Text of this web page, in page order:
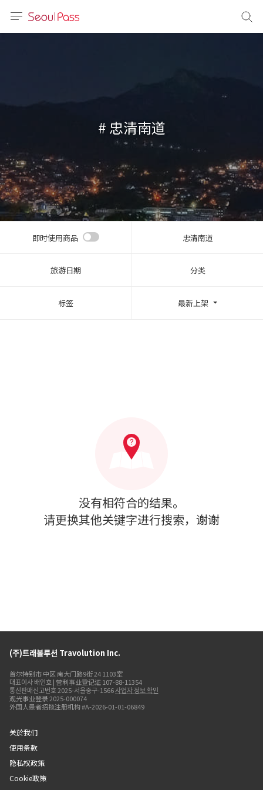
文 (台灣)
# 忠清南道
即时使用商品 忠清南道
旅游日期 分类
标签 最新上架
没有相符合的结果。
请更换其他关键字进行搜索，谢谢
(주)트래볼루션 Travolution Inc.
首尔特别市 中区 南大门路9街 24 1103室
대표이사 배인호 | 营利事业登记证 107-88-11354
통신판매신고번호 2025-서울중구-1566사업자 정보 확인
观光事业登录 2025-000074
外国人患者招揽注册机构 #A-2026-01-01-06849
关於我们
使用条款
隐私权政策
Cookie政策